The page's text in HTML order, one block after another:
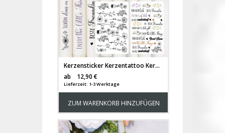
Kerzensticker Kerzentattoo Kerzentattoos Tattoofolie Beste Freundin Frühling Geschenk Ostern für Kerzen oder Keramik 4 x A6 Bogen kst115
ab
12,90 €
Lieferzeit: 1-3 Werktage
ZUM WARENKORB HINZUFÜGEN